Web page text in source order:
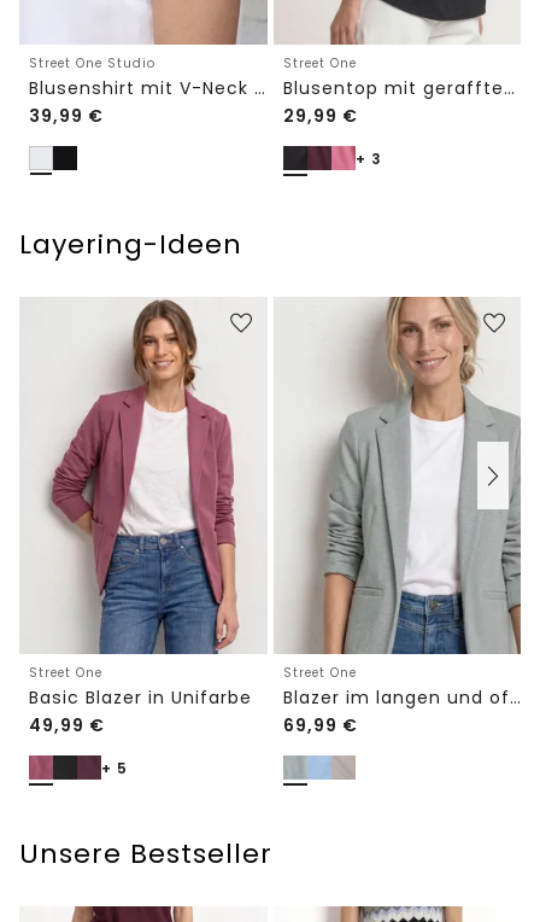
Street One Studio
Blusenshirt mit V-Neck und Spitze
39,99 €
Street One
Blusentop mit gerafftem Rundhals
29,99 €
+ 3
Layering-Ideen
Street One
Basic Blazer in Unifarbe
49,99 €
+ 5
Street One
Blazer im langen und offenen Schnitt
69,99 €
Unsere Bestseller